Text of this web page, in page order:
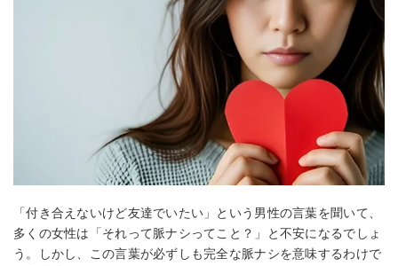
「付き合えないけど友達でいたい」という男性の言葉を聞いて、
多くの女性は「それって脈ナシってこと？」と不安になるでしょ
う。しかし、この言葉が必ずしも完全な脈ナシを意味するわけで